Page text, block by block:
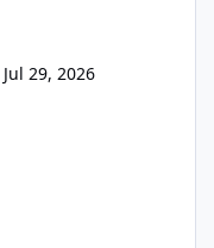
Jul 29, 2026